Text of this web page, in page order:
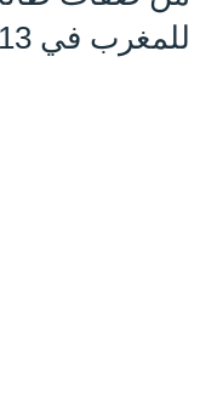
للمغرب في 13 ربيع الأول 1447